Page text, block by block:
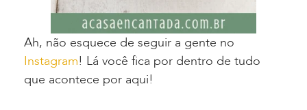
Ah, não esquece de seguir a gente no
Instagram! Lá você fica por dentro de tudo
que acontece por aqui!